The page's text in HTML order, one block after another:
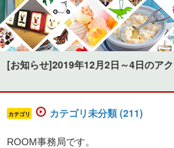
[お知らせ]2019年12月2日～4日のア
カテゴリ カテゴリ未分類 (211)
ROOM事務局です。